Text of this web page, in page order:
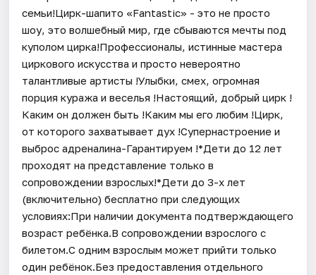
семьи!Цирк-шапито «Fantastic» - это не просто
шоу, это волшебный мир, где сбываются мечты под
куполом цирка!Профессионалы, истинные мастера
циркового искусства и просто невероятно
талантливые артисты !Улыбки, смех, огромная
порция куража и веселья !Настоящий, добрый цирк !
Каким он должен быть !Каким мы его любим !Цирк,
от которого захватывает дух !Супернастроение и
выброс адреналина-Гарантируем !*Дети до 12 лет
проходят на представление только в
сопровождении взрослых!*Дети до 3-х лет
(включительно) бесплатно при следующих
условиях:При наличии документа подтверждающего
возраст ребёнка.В сопровождении взрослого с
билетом.С одним взрослым может прийти только
один ребёнок.Без предоставления отдельного